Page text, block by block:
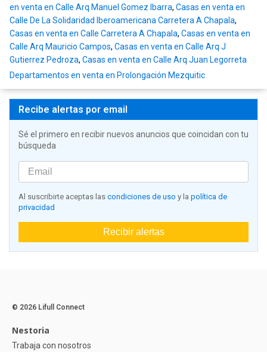
en venta en Calle Arq Manuel Gomez Ibarra, Casas en venta en
Calle De La Solidaridad Iberoamericana Carretera A Chapala,
Casas en venta en Calle Carretera A Chapala, Casas en venta en
Calle Arq Mauricio Campos, Casas en venta en Calle Arq J
Gutierrez Pedroza, Casas en venta en Calle Arq Juan Legorreta
Departamentos en venta en Prolongación Mezquitic
Recibe alertas por email
Sé el primero en recibir nuevos anuncios que coincidan con tu
búsqueda
Al suscribirte aceptas las condiciones de uso y la política de
privacidad
Recibir alertas
© 2026 Lifull Connect
Nestoria
Trabaja con nosotros